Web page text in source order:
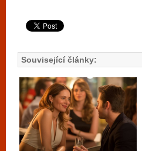
Související články: